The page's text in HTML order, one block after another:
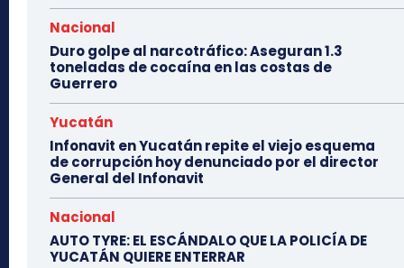
Nacional
Duro golpe al narcotráfico: Aseguran 1.3
toneladas de cocaína en las costas de
Guerrero
Yucatán
Infonavit en Yucatán repite el viejo esquema
de corrupción hoy denunciado por el director
General del Infonavit
Nacional
AUTO TYRE: EL ESCÁNDALO QUE LA POLICÍA DE
YUCATÁN QUIERE ENTERRAR